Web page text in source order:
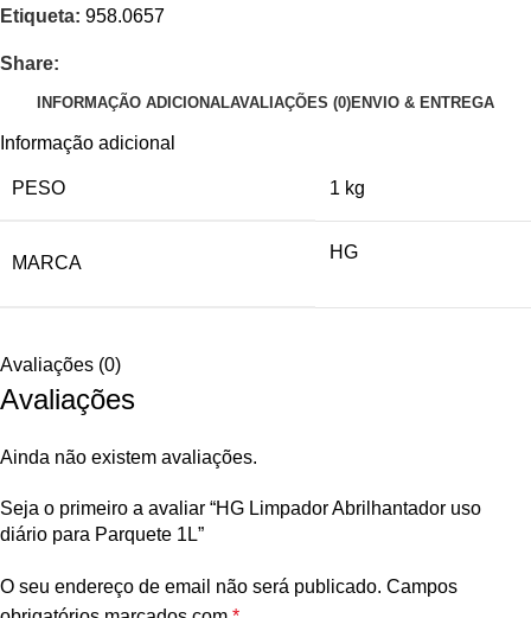
Etiqueta: 958.0657
Share:
INFORMAÇÃO ADICIONALAVALIAÇÕES (0)ENVIO & ENTREGA
Informação adicional
PESO 1 kg
MARCA
HG
Avaliações (0)
Avaliações
Ainda não existem avaliações.
Seja o primeiro a avaliar “HG Limpador Abrilhantador uso
diário para Parquete 1L”
O seu endereço de email não será publicado. Campos